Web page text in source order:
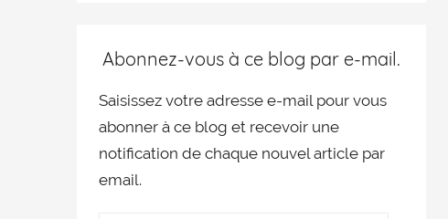
Abonnez-vous à ce blog par e-mail.
Saisissez votre adresse e-mail pour vous
abonner à ce blog et recevoir une
notification de chaque nouvel article par
email.